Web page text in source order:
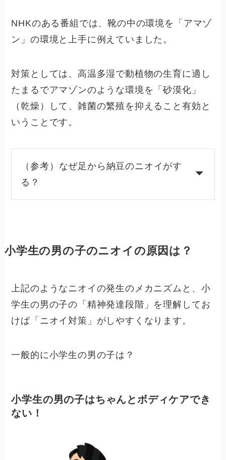
NHKのある番組では、靴の中の環境を「アマゾ
ン」の環境と上手に例えていました。
対策としては、高温多湿で動植物の生育に適し
たまるでアマゾンのような環境を「砂漠化」
（乾燥）して、雑菌の繁殖を抑えること有効と
いうことです。
（参考）なぜ足から納豆のニオイがす
る？
小学生の男の子のニオイの原因は？
上記のようなニオイの発生のメカニズムと、小
学生の男の子の「精神発達段階」を理解してお
けば「ニオイ対策」がしやすくなります。
一般的に小学生の男の子は？
小学生の男の子はちゃんとボディケアでき
ない！